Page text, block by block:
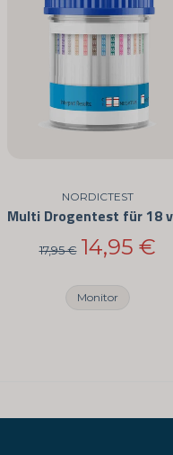
NORDICTEST
17,95 € 14,95 €
Monitor